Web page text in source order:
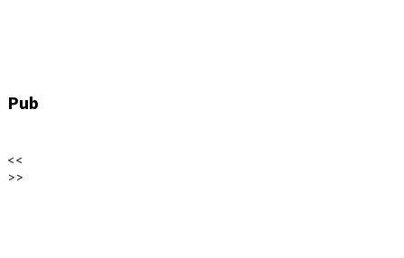
Pub
<<
>>